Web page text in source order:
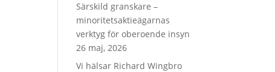
Särskild granskare –
minoritetsaktieägarnas
verktyg för oberoende insyn
26 maj, 2026
Vi hälsar Richard Wingbro